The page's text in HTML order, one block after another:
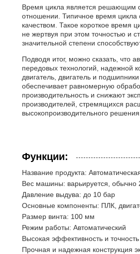
Время цикла является решающим
отношении. Типичное время цикла
качеством. Такое короткое время
не жертвуя при этом точностью и
значительной степени
Подводя итог, можно сказать, что
передовых технологий, надежной
двигатель, двигатель и
обеспечивает равномерную
производительность и снижают
производителей, стремящихся
высокопроизводительного решения.
Функции:
Название продукта:
Вес машины: варьируется, обычно
Давление выдува: до 10 бар
Основные компоненты: ПЛК,
Размер винта: 100 мм
Режим работы: Автоматический
Высокая эффективность и
Прочная и надежная конструкция